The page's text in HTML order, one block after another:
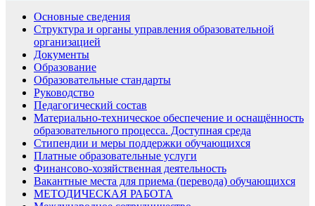
Основные сведения
Структура и органы управления образовательной
организацией
Документы
Образование
Образовательные стандарты
Руководство
Педагогический состав
Материально-техническое обеспечение и оснащённость
образовательного процесса. Доступная среда
Стипендии и меры поддержки обучающихся
Платные образовательные услуги
Финансово-хозяйственная деятельность
Вакантные места для приема (перевода) обучающихся
МЕТОДИЧЕСКАЯ РАБОТА